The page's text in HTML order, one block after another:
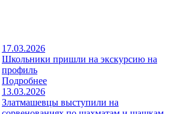
17.03.2026
Школьники пришли на экскурсию на
профиль
Подробнее
13.03.2026
Златмашевцы выступили на